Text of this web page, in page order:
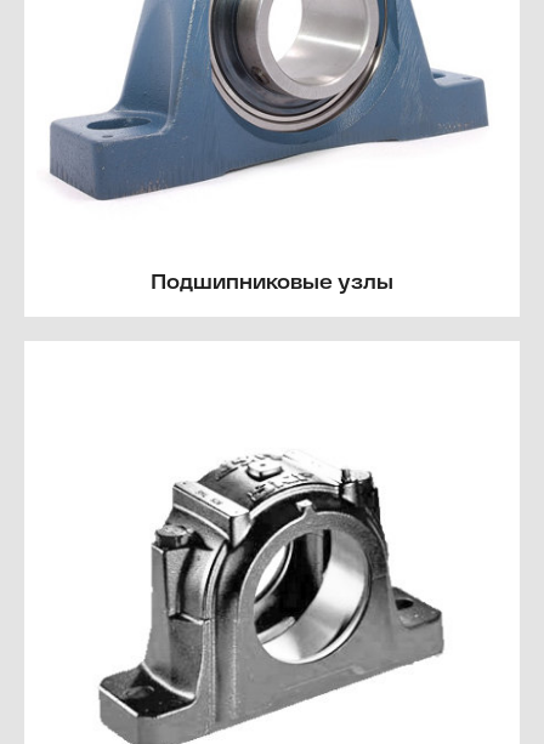
Подшипниковые узлы